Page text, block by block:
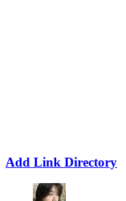
Add Link Directory